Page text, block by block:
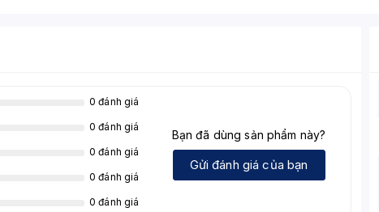
0 đánh giá
0 đánh giá
0 đánh giá
0 đánh giá
0 đánh giá
Bạn đã dùng sản phẩm này?
Gửi đánh giá của bạn